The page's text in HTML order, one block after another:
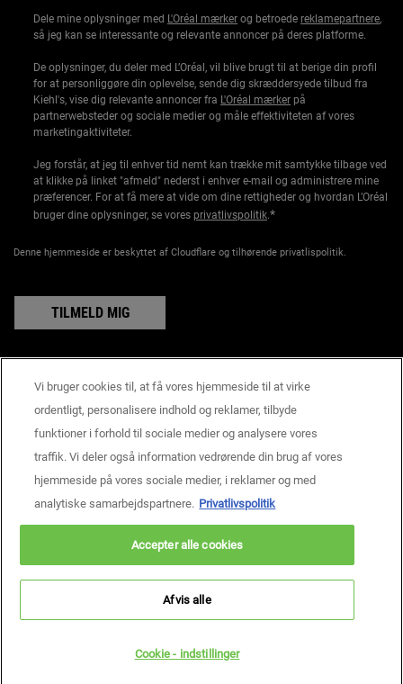
Dele mine oplysninger med L'Oréal mærker og betroede reklamepartnere,
så jeg kan se interessante og relevante annoncer på deres platforme.
De oplysninger, du deler med L’Oréal, vil blive brugt til at berige din profil
for at personliggøre din oplevelse, sende dig skræddersyede tilbud fra
Kiehl's, vise dig relevante annoncer fra L'Oréal mærker på
partnerwebsteder og sociale medier og måle effektiviteten af vores
marketingaktiviteter.
Jeg forstår, at jeg til enhver tid nemt kan trække mit samtykke tilbage ved
at klikke på linket "afmeld" nederst i enhver e-mail og administrere mine
præferencer. For at få mere at vide om dine rettigheder og hvordan L’Oréal
bruger dine oplysninger, se vores privatlivspolitik.*
Denne hjemmeside er beskyttet af Cloudflare og tilhørende privatlispolitik.
TILMELD MIG
Producentoplysninger
KIEHL'S
14, rue Royale - 75008 Paris France
consumercare@dk.oaccare.com
KØBSBETINGELSER
kr - DK (DA)
Denne hjemmeside er primært henvendt til personer bosiddende i Danmark.
Vi bruger cookies til, at få vores hjemmeside til at virke
ordentligt, personalisere indhold og reklamer, tilbyde
funktioner i forhold til sociale medier og analysere vores
traffik. Vi deler også information vedrørende din brug af vores
hjemmeside på vores sociale medier, i reklamer og med
analytiske samarbejdspartnere. Privatlivspolitik
Cookie - indstillinger
Afvis alle
Accepter alle cookies